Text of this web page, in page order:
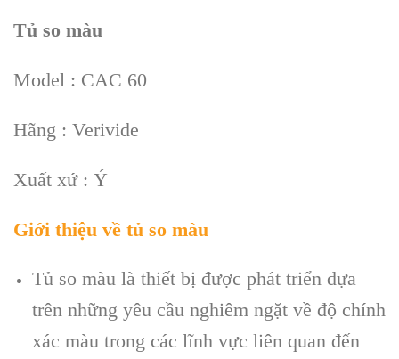
Tủ so màu
Model : CAC 60
Hãng : Verivide
Xuất xứ : Ý
Giới thiệu về tủ so màu
Tủ so màu là thiết bị được phát triển dựa
trên những yêu cầu nghiêm ngặt về độ chính
xác màu trong các lĩnh vực liên quan đến